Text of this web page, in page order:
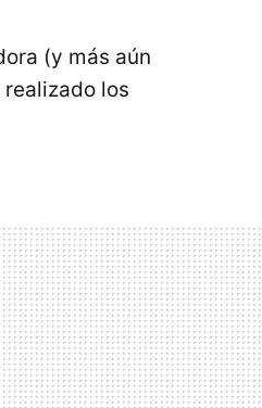
(y más aún
los